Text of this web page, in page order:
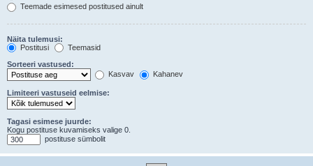
Teemade esimesed postitused ainult
Näita tulemusi:
Postitusi
Teemasid
Sorteeri vastused:
Kasvav
Kahanev
Limiteeri vastuseid eelmise:
Tagasi esimese juurde:
Kogu postituse kuvamiseks valige 0.
postituse sümbolit